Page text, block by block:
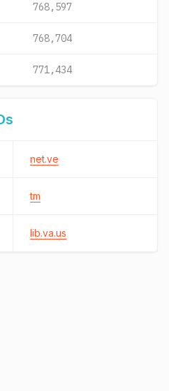
768,597
768,704
771,434
net.ve
tm
lib.va.us